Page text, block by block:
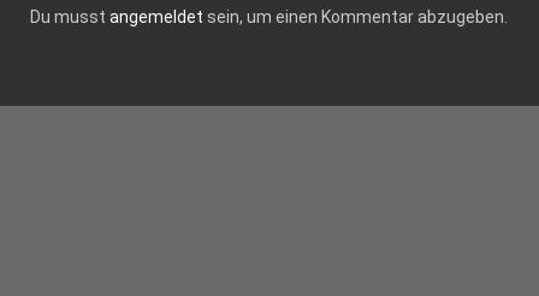
Du musst angemeldet sein, um einen Kommentar abzugeben.